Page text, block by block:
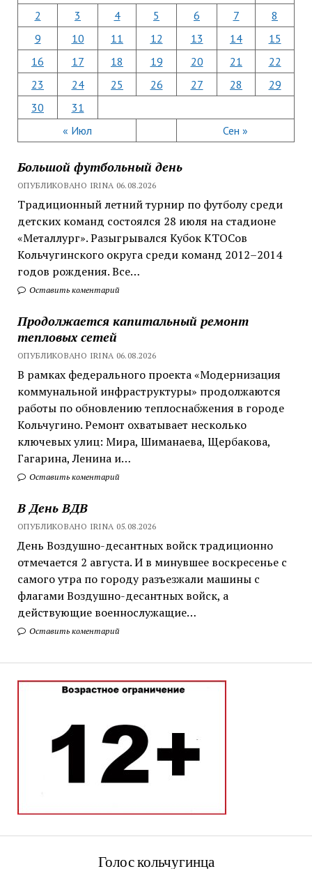
« Июл Сен »
2
3 4 5 6 7
8
9
10 11 12 13 14
15
16
17 18 19 20 21
22
23
24 25 26 27 28
29
30
31
Большой футбольный день
ОПУБЛИКОВАНО IRINA 06.08.2026
Традиционный летний турнир по футболу среди
детских команд состоялся 28 июля на стадионе
«Металлург». Разыгрывался Кубок КТОСов
Кольчугинского округа среди команд 2012–2014
годов рождения. Все…
Оставить коментарий
Продолжается капитальный ремонт
тепловых сетей
ОПУБЛИКОВАНО IRINA 06.08.2026
В рамках федерального проекта «Модернизация
коммунальной инфраструктуры» продолжаются
работы по обновлению теплоснабжения в городе
Кольчугино. Ремонт охватывает несколько
ключевых улиц: Мира, Шиманаева, Щербакова,
Гагарина, Ленина и…
Оставить коментарий
В День ВДВ
ОПУБЛИКОВАНО IRINA 05.08.2026
День Воздушно-десантных войск традиционно
отмечается 2 августа. И в минувшее воскресенье с
самого утра по городу разъезжали машины с
флагами Воздушно-десантных войск, а
действующие военнослужащие…
Оставить коментарий
Голос кольчугинца